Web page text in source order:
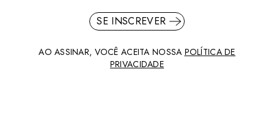
SE INSCREVER
AO ASSINAR, VOCÊ ACEITA NOSSA POLÍTICA DE
PRIVACIDADE